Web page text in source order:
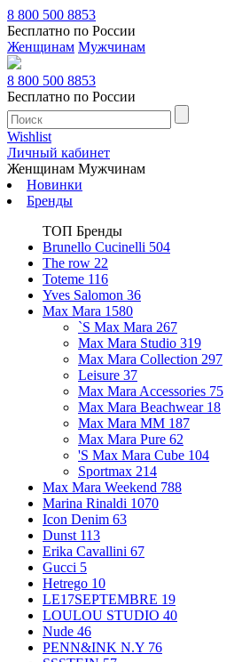
8 800 500 8853
Бесплатно по России
Женщинам Мужчинам
8 800 500 8853
Бесплатно по России
Wishlist
Личный кабинет
Женщинам Мужчинам
Новинки
Бренды
ТОП Бренды
Brunello Cucinelli 504
The row 22
Toteme 116
Yves Salomon 36
Max Mara 1580
`S Max Mara 267
Max Mara Studio 319
Max Mara Collection 297
Leisure 37
Max Mara Accessories 75
Max Mara Beachwear 18
Max Mara MM 187
Max Mara Pure 62
'S Max Mara Cube 104
Sportmax 214
Max Mara Weekend 788
Marina Rinaldi 1070
Icon Denim 63
Dunst 113
Erika Cavallini 67
Gucci 5
Hetrego 10
LE17SEPTEMBRE 19
LOULOU STUDIO 40
Nude 46
PENN&INK N.Y 76